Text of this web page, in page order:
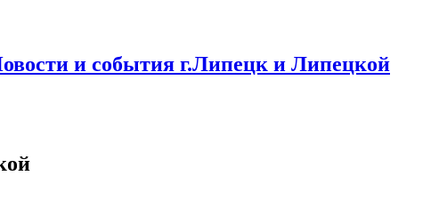
и события г.Липецк и Липецкой